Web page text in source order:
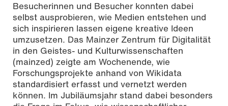
Besucherinnen und Besucher konnten dabei
selbst ausprobieren, wie Medien entstehen und
sich inspirieren lassen eigene kreative Ideen
umzusetzen. Das Mainzer Zentrum für Digitalität
in den Geistes- und Kulturwissenschaften
(mainzed) zeigte am Wochenende, wie
Forschungsprojekte anhand von Wikidata
standardisiert erfasst und vernetzt werden
können. Im Jubiläumsjahr stand dabei besonders